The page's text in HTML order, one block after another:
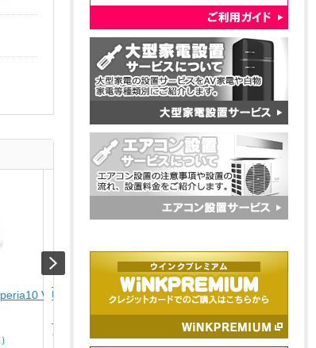
V SO-
【未使用品】 ナカバヤシ
USA-CHD6BK
￥4,280
Type-C ? HDMIディスプレイ
ア...
【USED】 APPLE
[USED]u059147
￥164,800
Aランク品（中古美品）